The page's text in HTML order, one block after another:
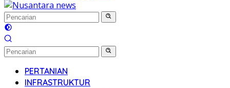
PERTANIAN
INFRASTRUKTUR